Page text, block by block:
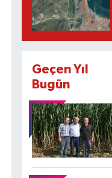
Geçen Yıl
Bugün